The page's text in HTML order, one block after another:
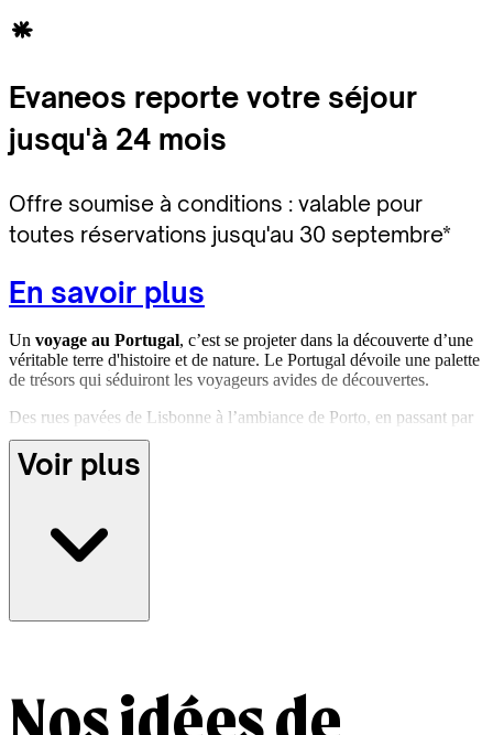
Evaneos reporte votre séjour
jusqu'à 24 mois
Offre soumise à conditions : valable pour
toutes réservations jusqu'au 30 septembre*
En savoir plus
Un voyage au Portugal, c’est se projeter dans la découverte d’une
véritable terre d'histoire et de nature. Le Portugal dévoile une palette
de trésors qui séduiront les voyageurs avides de découvertes.
Des rues pavées de Lisbonne à l’ambiance de Porto, en passant par
les plages dorées de l’Algarve, des vacances au Portugal peuvent
s'adapter à toutes les envies !
une pastel de nata dans un café traditionnel, chaque étape révèle une
facette unique du Portugal.
Voir plus